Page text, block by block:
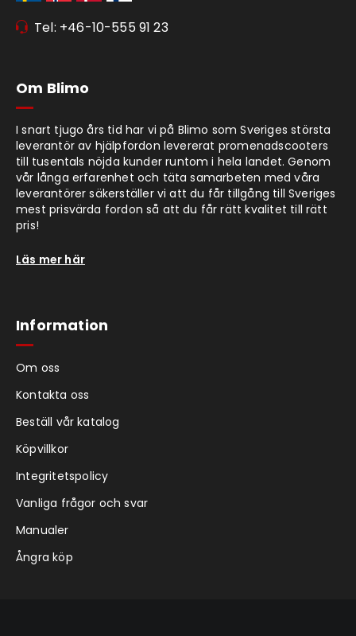
Tel: +46-10-555 91 23
Om Blimo
I snart tjugo års tid har vi på Blimo som Sveriges största
leverantör av hjälpfordon levererat promenadscooters
till tusentals nöjda kunder runtom i hela landet. Genom
vår långa erfarenhet och täta samarbeten med våra
leverantörer säkerställer vi att du får tillgång till Sveriges
mest prisvärda fordon så att du får rätt kvalitet till rätt
pris!
Läs mer här
Information
Om oss
Kontakta oss
Beställ vår katalog
Köpvillkor
Integritetspolicy
Vanliga frågor och svar
Manualer
Ångra köp